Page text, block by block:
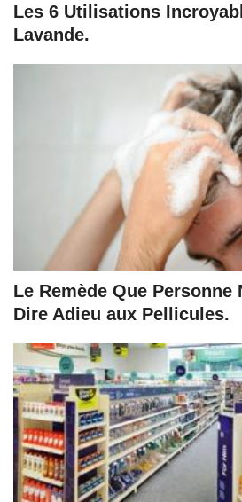
Les 6 Utilisations
Lavande.
Le Remède Que Personne
Dire Adieu aux Pellicules.